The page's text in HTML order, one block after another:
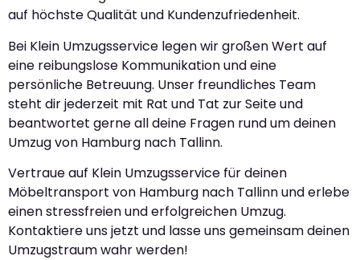
auf höchste Qualität und Kundenzufriedenheit.
Bei Klein Umzugsservice legen wir großen Wert auf
eine reibungslose Kommunikation und eine
persönliche Betreuung. Unser freundliches Team
steht dir jederzeit mit Rat und Tat zur Seite und
beantwortet gerne all deine Fragen rund um deinen
Umzug von Hamburg nach Tallinn.
Vertraue auf Klein Umzugsservice für deinen
Möbeltransport von Hamburg nach Tallinn und erlebe
einen stressfreien und erfolgreichen Umzug.
Kontaktiere uns jetzt und lasse uns gemeinsam deinen
Umzugstraum wahr werden!